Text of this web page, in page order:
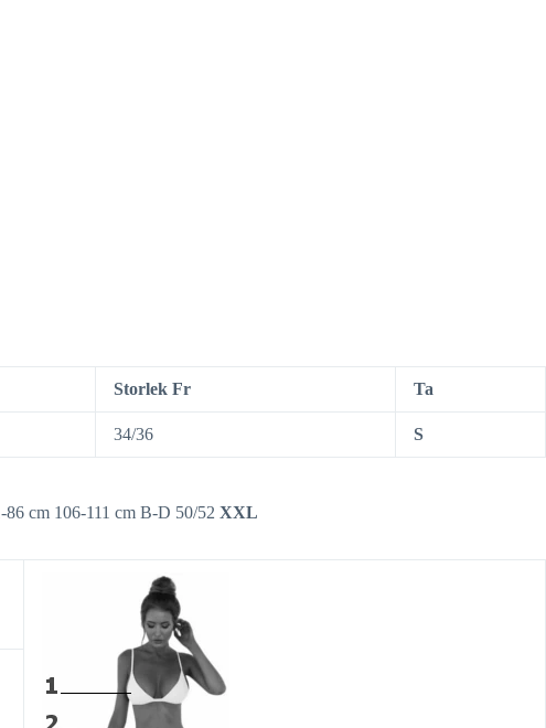
Storlek Fr Ta
34/36 S
86 cm 106-111 cm B-D 50/52 XXL